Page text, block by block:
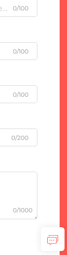
0/100
0/100
0/100
0/200
0/1000